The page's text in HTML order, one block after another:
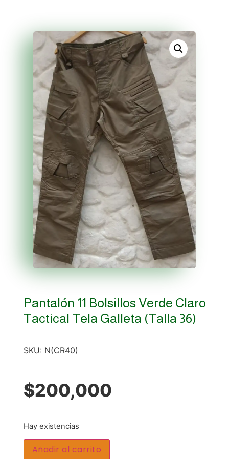
Pantalón 11 Bolsillos Verde Claro
Tactical Tela Galleta (talla 36)
SKU: N(CR40)
$200,000
Hay existencias
Añadir al carrito